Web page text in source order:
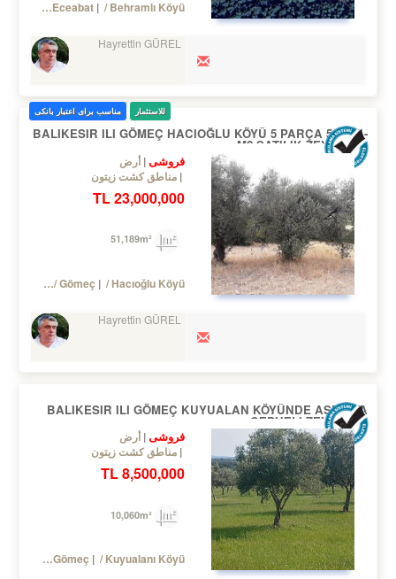
Turkey Çanakkale / Eceabat / Behramlı Köyü
Hayrettin GÜREL
للاستثمار مناسب برای اعتبار بانکی
BALIKESIR ILI GÖMEÇ HACIOĞLU KÖYÜ 5 PARÇA 51.200.-
M2 SATILIK ZEYTİNLİK
فروشی أرض
مناطق کشت زیتون
23,000,000 TL
Turkey Balıkesir / Gömeç / Hacıoğlu Köyü
Hayrettin GÜREL
BALIKESIR ILI GÖMEÇ KUYUALAN KÖYÜNDE ASFALTA
CEPHELI ZEYTINLIK
فروشی أرض
مناطق کشت زیتون
8,500,000 TL
Turkey Balıkesir / Gömeç / Kuyualanı Köyü